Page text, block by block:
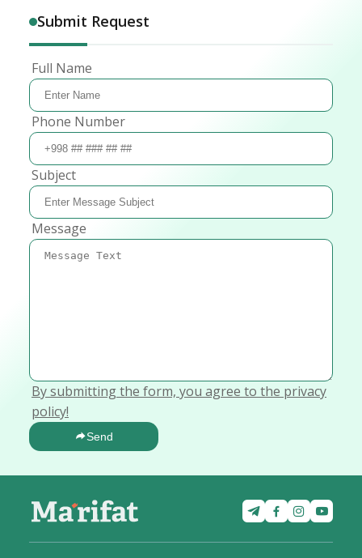
Submit Request
Full Name
Phone Number
Subject
Message
By submitting the form, you agree to the privacy
policy!
Send